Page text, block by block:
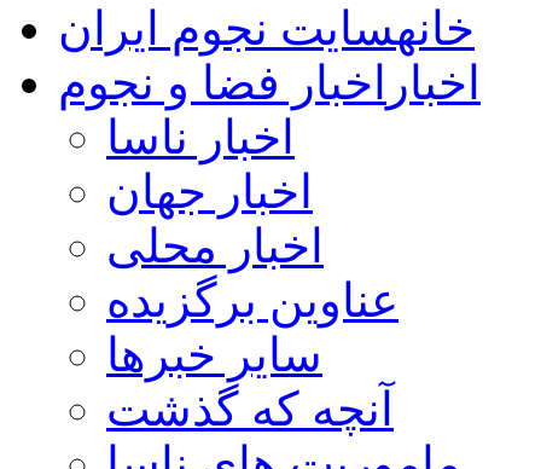
خانهسایت نجوم ایران
اخبار اخبار فضا و نجوم
اخبار ناسا
اخبار جهان
اخبار محلی
عناوین برگزیده
سایر خبرها
آنچه که گذشت